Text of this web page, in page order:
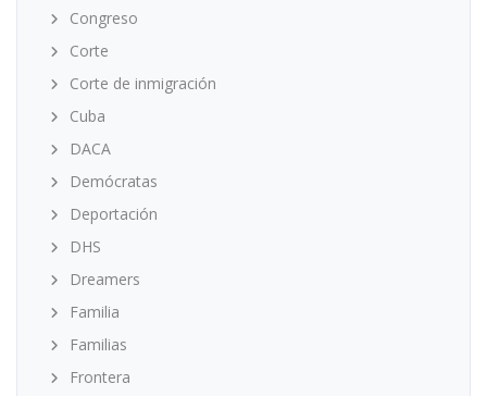
Congreso
Corte
Corte de inmigración
Cuba
DACA
Demócratas
Deportación
DHS
Dreamers
Familia
Familias
Frontera